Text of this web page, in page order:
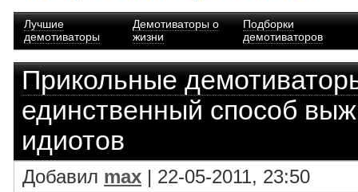
Лучшие
демотиваторы
Демотиваторы о
жизни
Подборки
демотиваторов
Прикольные
единственный способ
идиотов
Добавил max | 22-05-2011, 23:50